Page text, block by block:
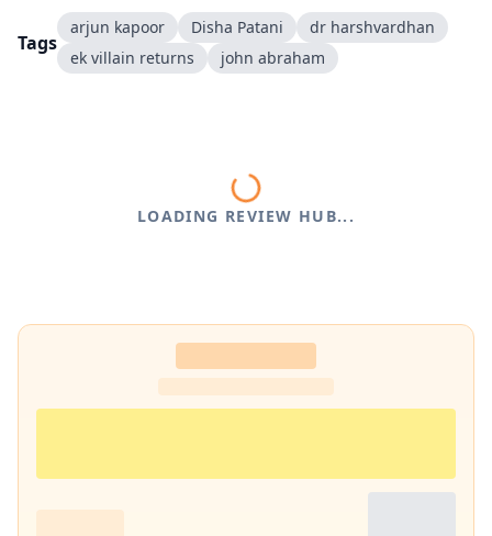
Tags
arjun kapoor Disha Patani
dr harshvardhan
ek villain returns
john abraham
LOADING REVIEW HUB...